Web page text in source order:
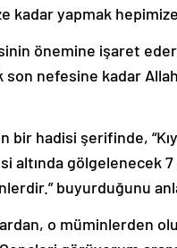
kadar yapmak
önemine işaret
nefesine kadar
bir hadisi şerifinde,
altında gölgelenecek
buyurduğunu
o müminlerden